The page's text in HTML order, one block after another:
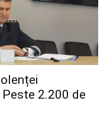
2.200 de